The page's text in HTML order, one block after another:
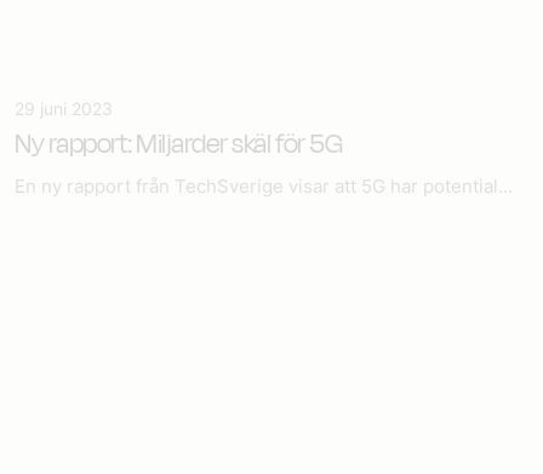
29 juni 2023
Ny rapport: Miljarder skäl för 5G
En ny rapport från TechSverige visar att 5G har potential...